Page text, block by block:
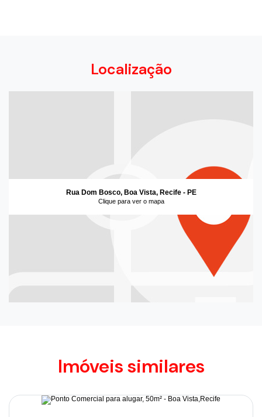
Localização
Rua Dom Bosco, Boa Vista, Recife - PE
Clique para ver o mapa
Imóveis similares